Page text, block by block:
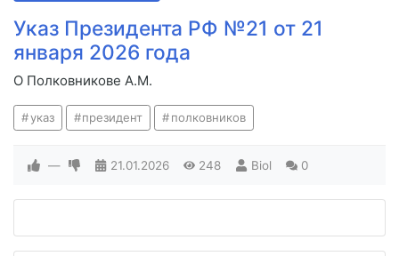
Указ Президента РФ №21 от 21
января 2026 года
О Полковникове А.М.
указ президент полковников
— 21.01.2026 248 Biol 0